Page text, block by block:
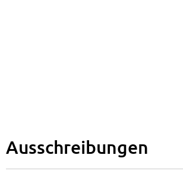
Ausschreibungen